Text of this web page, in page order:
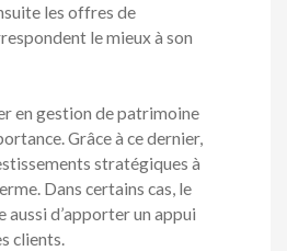
les offres de
le mieux à son
en gestion de patrimoine
Grâce à ce dernier,
stratégiques à
Dans certains cas, le
aussi d’apporter un appui
clients.